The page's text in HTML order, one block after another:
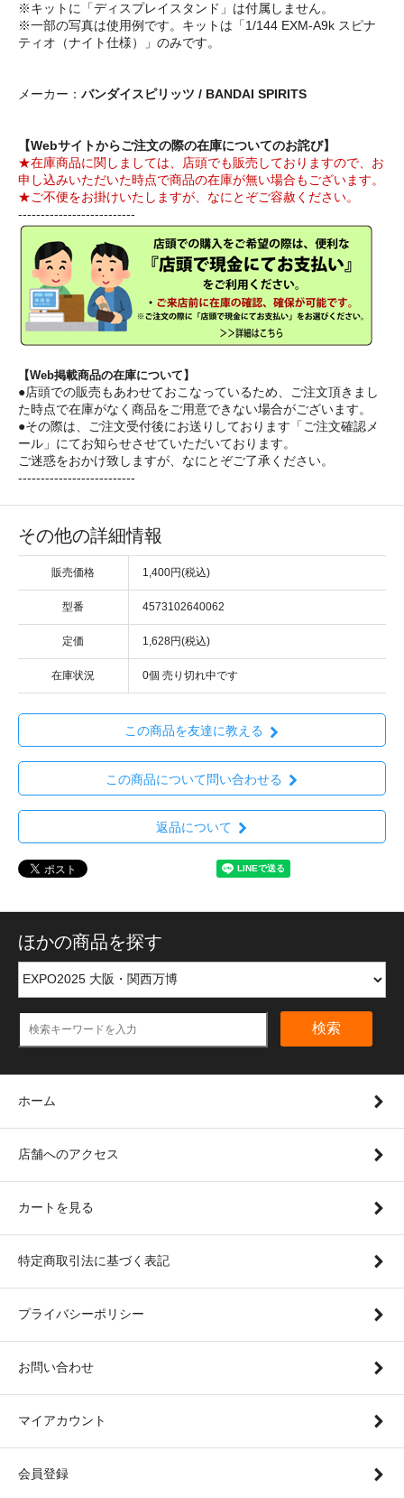
※キットに「ディスプレイスタンド」は付属しません。
※一部の写真は使用例です。キットは「1/144 EXM-A9k スピナ
ティオ（ナイト仕様）」のみです。
メーカー： バンダイスピリッツ / BANDAI SPIRITS
【Webサイトからご注文の際の在庫についてのお詫び】
★在庫商品に関しましては、店頭でも販売しておりますので、お
申し込みいただいた時点で商品の在庫が無い場合もございます。
★ご不便をお掛けいたしますが、なにとぞご容赦ください。
--------------------------
【Web掲載商品の在庫について】
●店頭での販売もあわせておこなっているため、ご注文頂きまし
た時点で在庫がなく商品をご用意できない場合がございます。
●その際は、ご注文受付後にお送りしております「ご注文確認メ
ール」にてお知らせさせていただいております。
ご迷惑をおかけ致しますが、なにとぞご了承ください。
--------------------------
その他の詳細情報
販売価格 1,400円(税込)
型番 4573102640062
定価 1,628円(税込)
在庫状況 0個 売り切れ中です
この商品を友達に教える
この商品について問い合わせる
返品について
ほかの商品を探す
検索
ホーム
店舗へのアクセス
カートを見る
特定商取引法に基づく表記
プライバシーポリシー
お問い合わせ
マイアカウント
会員登録